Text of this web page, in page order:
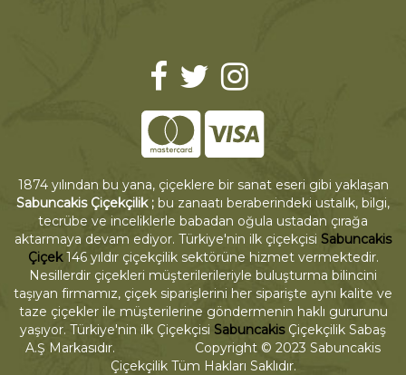
1874 yılından bu yana, çiçeklere bir sanat eseri gibi yaklaşan
Sabuncakis Çiçekçilik ; bu zanaatı beraberindeki ustalık, bilgi,
tecrübe ve inceliklerle babadan oğula ustadan çırağa
aktarmaya devam ediyor. Türkiye'nin ilk çiçekçisi Sabuncakis
Çiçek146 yıldır çiçekçilik sektörüne hizmet vermektedir.
Nesillerdir çiçekleri müşterilerileriyle buluşturma bilincini
taşıyan firmamız, çiçek siparişlerini her siparişte aynı kalite ve
taze çiçekler ile müşterilerine göndermenin haklı gururunu
yaşıyor. Türkiye'nin ilk Çiçekçisi SabuncakisÇiçekçilik Sabaş
A.Ş Markasıdır. Copyright © 2023 Sabuncakis
Çiçekçilik Tüm Hakları Saklıdır.